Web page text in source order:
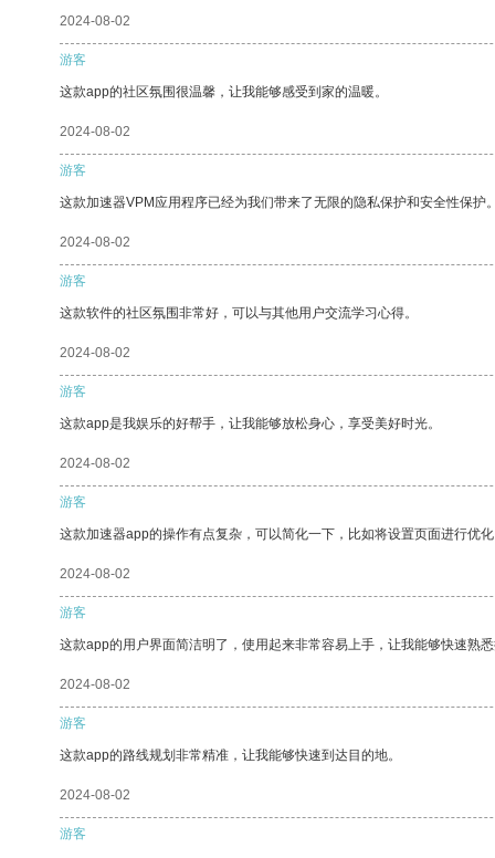
2024-08-02
游客
这款app的社区氛围很温馨，让我能够感受到家的温暖。
2024-08-02
游客
这款加速器VPM应用程序已经为我们带来了无限的隐私保护和安全性保护
2024-08-02
游客
这款软件的社区氛围非常好，可以与其他用户交流学习心得。
2024-08-02
游客
这款app是我娱乐的好帮手，让我能够放松身心，享受美好时光。
2024-08-02
游客
这款加速器app的操作有点复杂，可以简化一下，比如将设置页面进行优
2024-08-02
游客
这款app的用户界面简洁明了，使用起来非常容易上手，让我能够快速熟
2024-08-02
游客
这款app的路线规划非常精准，让我能够快速到达目的地。
2024-08-02
游客